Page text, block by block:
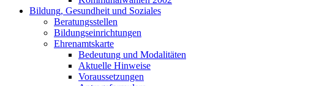
Bildung, Gesundheit und Soziales
Beratungsstellen
Bildungseinrichtungen
Ehrenamtskarte
Bedeutung und Modalitäten
Aktuelle Hinweise
Voraussetzungen